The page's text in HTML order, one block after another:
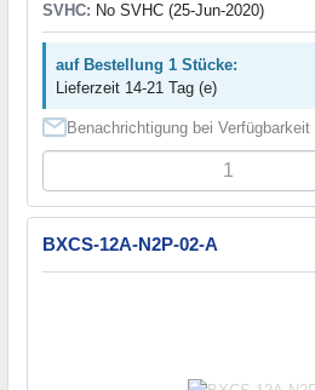
SVHC: No SVHC (25-Jun-2020)
auf Bestellung 1 Stücke:
Lieferzeit 14-21 Tag (e)
Benachrichtigung bei Verfügbarkeit
BXCS-12A-N2P-02-A